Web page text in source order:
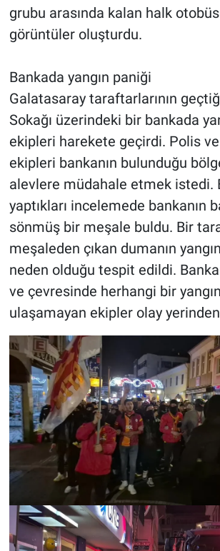
grubu arasında kalan halk
görüntüler oluşturdu.
Bankada yangın paniği
Galatasaray taraftarlarının
Sokağı üzerindeki bir bankada
ekipleri harekete geçirdi. Polis
ekipleri bankanın bulunduğu
alevlere müdahale etmek istedi.
yaptıkları incelemede bankanın
sönmüş bir meşale buldu. Bir
meşaleden çıkan dumanın
neden olduğu tespit edildi.
ve çevresinde herhangi bir
ulaşamayan ekipler olay yerinden